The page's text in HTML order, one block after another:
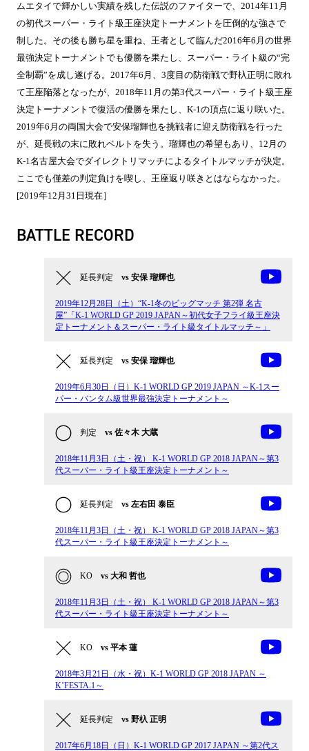
ムエタイで輝かしい実績を残した伝説のファイターで、2014年11月
の初代スーパー・ライト級王座決定トーナメントを圧倒的な強さで
制した。その後も勝ち星を重ね、王者として臨んだ2016年6月の世界
最強決定トーナメントでも優勝を果たし、スーパー・ライト級の“完
全制覇”を成し遂げる。2017年6月、3度目の防衛戦で野杁正明に敗れ
て王座陥落となったが、2018年11月の第3代スーパー・ライト級王座
決定トーナメントで復活の優勝を果たし、K-1の頂点に返り咲いた。
2019年6月の両国大会で安保瑠輝也を挑戦者に迎え防衛戦を行った
が、延長戦の末に敗れベルトを失う。瑠輝也の希望もあり、12月の
K-1名古屋大会でダイレクトリマッチによるタイトルマッチが決定。
ここでも僅差の判定負けを喫し、王座返り咲きとはならなかった。
[2019年12月31日現在］
BATTLE RECORD
延長判定 vs 安保 瑠輝也
2019年12月28日（土）“K-1冬のビッグマッチ 第2弾 名古
屋”「K-1 WORLD GP 2019 JAPAN～初代女子フライ級王座決
定トーナメント＆スーパー・ライト級タイトルマッチ～」
延長判定 vs 安保 瑠輝也
2019年6月30日（日）K-1 WORLD GP 2019 JAPAN ～K-1スー
パー・バンタム級世界最強決定トーナメント～
判定 vs 佐々木 大蔵
2018年11月3日（土・祝） K-1 WORLD GP 2018 JAPAN～第3
代スーパー・ライト級王座決定トーナメント～
延長判定 vs 左右田 泰臣
2018年11月3日（土・祝） K-1 WORLD GP 2018 JAPAN～第3
代スーパー・ライト級王座決定トーナメント～
KO vs 大和 哲也
2018年11月3日（土・祝） K-1 WORLD GP 2018 JAPAN～第3
代スーパー・ライト級王座決定トーナメント～
KO vs 平本 蓮
2018年3月21日（水・祝）K-1 WORLD GP 2018 JAPAN ～
K’FESTA.1～
延長判定 vs 野杁 正明
2017年6月18日（日）K-1 WORLD GP 2017 JAPAN ～第2代ス